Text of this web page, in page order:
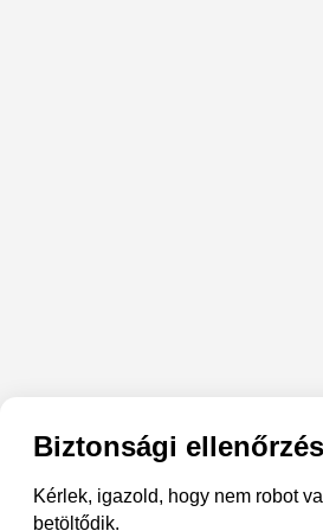
Biztonsági ellenőrzés
Kérlek, igazold, hogy nem robot
betöltődik.